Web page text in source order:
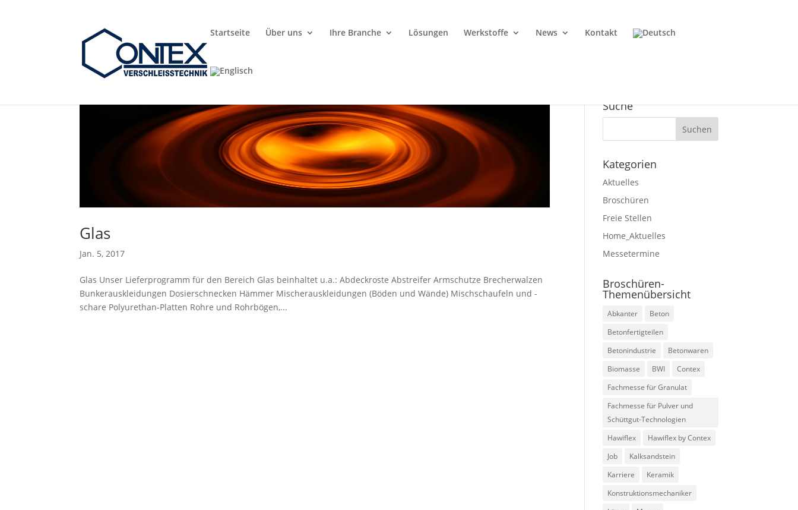
Startseite Über uns Ihre Branche Lösungen Werkstoffe News Kontakt
Glas
Jan. 5, 2017
Glas Unser Lieferprogramm für den Bereich Glas beinhaltet u.a.: Abdeckroste Abstreifer Armschutze Brecherwalzen
Bunkerauskleidungen Dosierschnecken Hämmer Mischerauskleidungen (Böden und Wände) Mischschaufeln und -
schare Polyurethan-Platten Rohre und Rohrbögen,...
Suche
Kategorien
Aktuelles
Broschüren
Freie Stellen
Home_Aktuelles
Messetermine
Broschüren-
Themenübersicht
Abkanter
Beton
Betonfertigteilen
Betonindustrie
Betonwaren
Biomasse
BWI
Contex
Fachmesse für Granulat
Fachmesse für Pulver und
Schüttgut-Technologien
Hawiflex
Hawiflex by Contex
Job
Kalksandstein
Karriere
Keramik
Konstruktionsmechaniker